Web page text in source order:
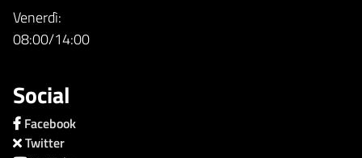
Venerdì:
08:00/14:00
Social
Facebook
Twitter